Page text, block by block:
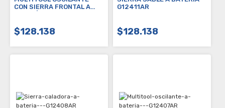
CON SIERRA FRONTAL A
$128.138
G12411AR
$128.138